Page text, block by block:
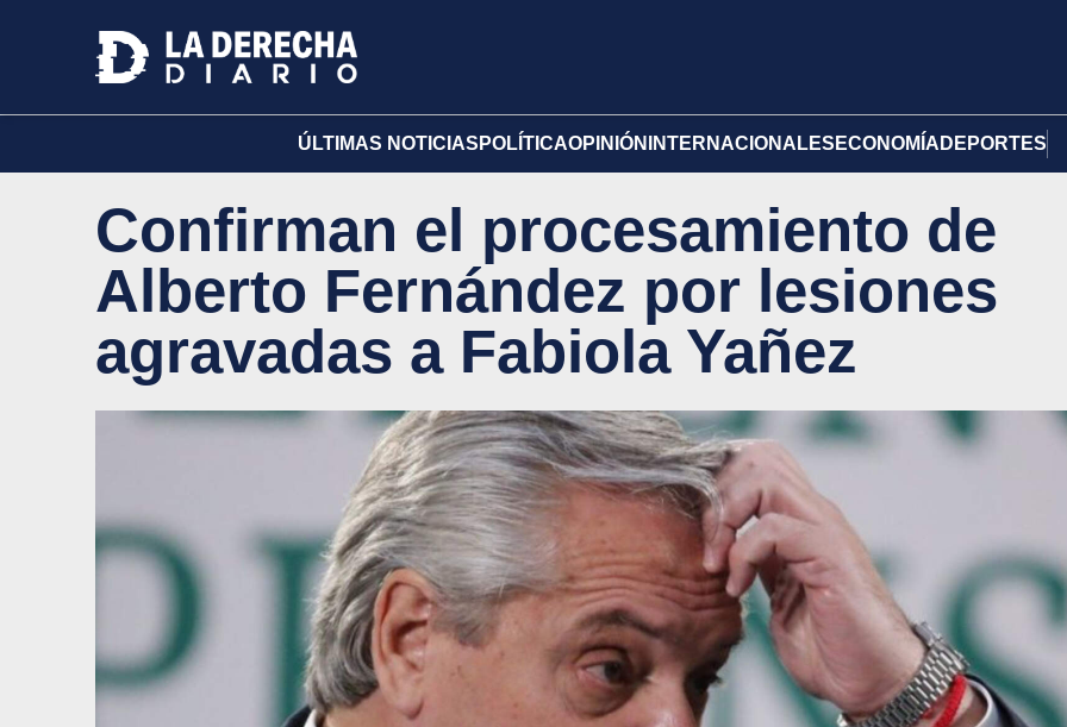
ÚLTIMAS NOTICIAS POLÍTICAOPINIÓN INTERNACIONALES ECONOMÍA DEPORTES
Confirman el procesamiento de
Alberto Fernández por lesiones
agravadas a Fabiola Yañez